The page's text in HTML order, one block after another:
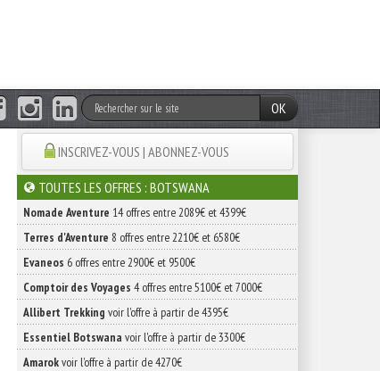
OK
INSCRIVEZ-VOUS | ABONNEZ-VOUS
TOUTES LES OFFRES : BOTSWANA
Nomade Aventure 14 offres entre 2089€ et 4399€
Terres d'Aventure 8 offres entre 2210€ et 6580€
Evaneos 6 offres entre 2900€ et 9500€
Comptoir des Voyages 4 offres entre 5100€ et 7000€
Allibert Trekking voir l'offre à partir de 4395€
Essentiel Botswana voir l'offre à partir de 3300€
Amarokvoir l'offre à partir de 4270€